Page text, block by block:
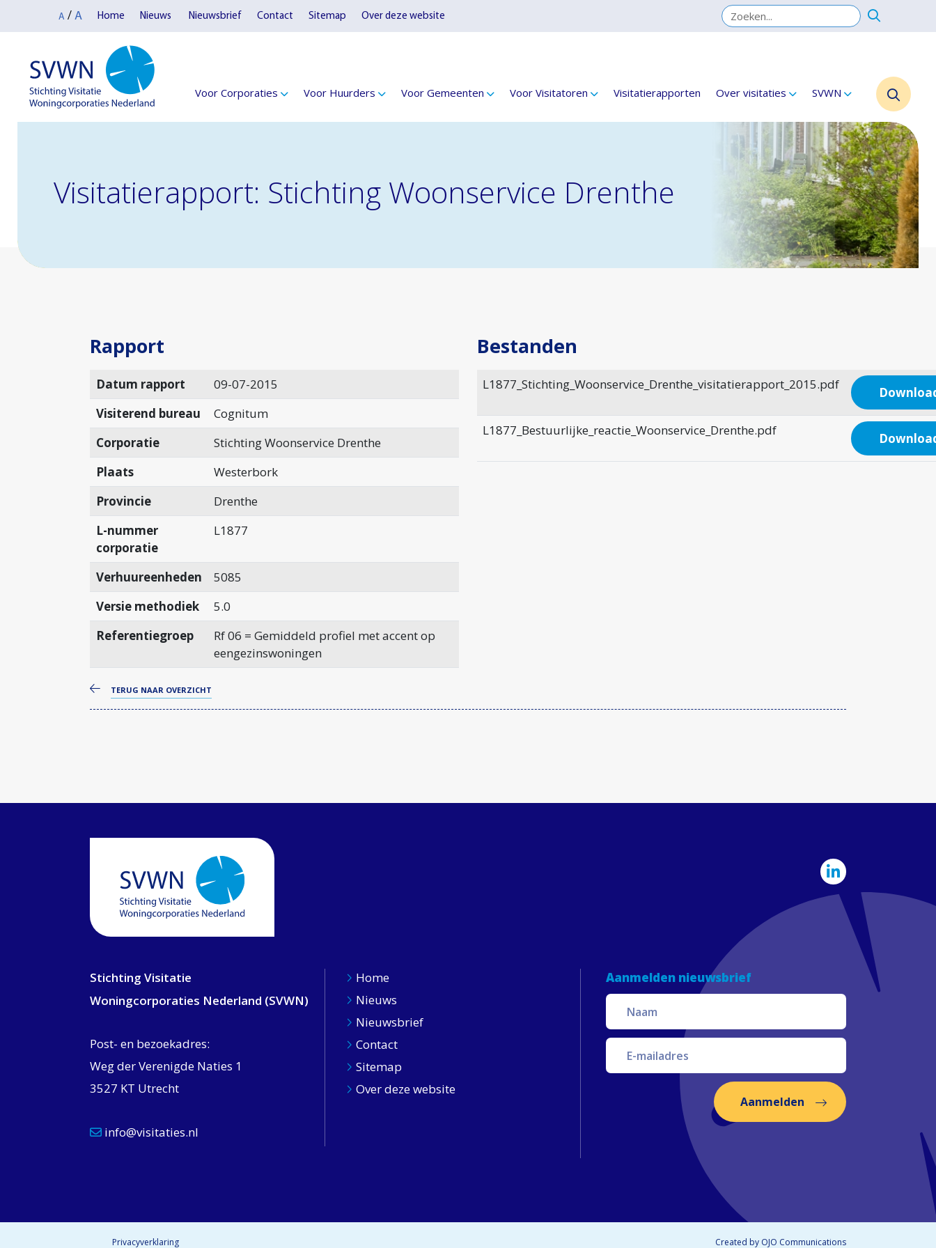
A / A Home Nieuws Nieuwsbrief Contact Sitemap Over deze website
Voor Corporaties Voor Huurders Voor Gemeenten Voor Visitatoren Visitatierapporten Over visitaties SVWN
Visitatierapport: Stichting Woonservice Drenthe
Rapport
Datum rapport
09-07-2015
Visiterend bureau
Cognitum
Corporatie
Stichting Woonservice Drenthe
Plaats
Westerbork
Provincie
Drenthe
L-nummer
corporatie
L1877
Verhuureenheden
5085
Versie methodiek
5.0
Referentiegroep
Rf 06 = Gemiddeld profiel met accent op
eengezinswoningen
Bestanden
L1877_Stichting_Woonservice_Drenthe_visitatierapport_2015.pdf
L1877_Bestuurlijke_reactie_Woonservice_Drenthe.pdf
TERUG NAAR OVERZICHT
Stichting Visitatie
Woningcorporaties Nederland (SVWN)
Post- en bezoekadres:
Weg der Verenigde Naties 1
3527 KT Utrecht
info@visitaties.nl
Home
Nieuws
Nieuwsbrief
Contact
Sitemap
Over deze website
Aanmelden nieuwsbrief
Aanmelden
Privacyverklaring Created by OJO Communications